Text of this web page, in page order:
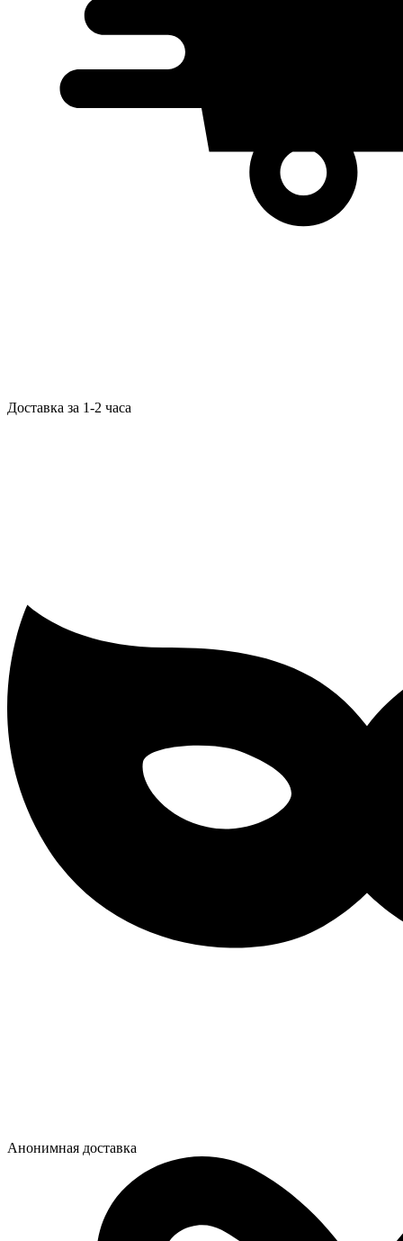
Доставка за 1-2 часа
Анонимная доставка